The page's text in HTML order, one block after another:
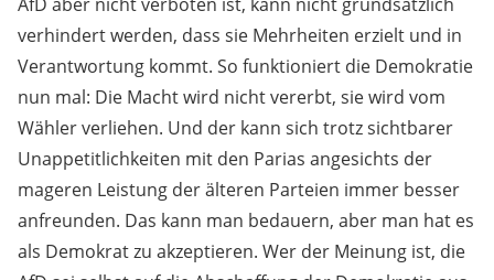
verhindert werden, dass sie Mehrheiten erzielt und in
Verantwortung kommt. So funktioniert die Demokratie
nun mal: Die Macht wird nicht vererbt, sie wird vom
Wähler verliehen. Und der kann sich trotz sichtbarer
Unappetitlichkeiten mit den Parias angesichts der
mageren Leistung der älteren Parteien immer besser
anfreunden. Das kann man bedauern, aber man hat es
als Demokrat zu akzeptieren. Wer der Meinung ist, die